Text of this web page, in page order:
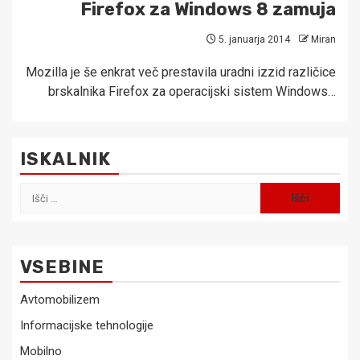
Firefox za Windows 8 zamuja
5. januarja 2014 Miran
Mozilla je še enkrat več prestavila uradni izzid različice
brskalnika Firefox za operacijski sistem Windows…
ISKALNIK
Išči:
VSEBINE
Avtomobilizem
Informacijske tehnologije
Mobilno